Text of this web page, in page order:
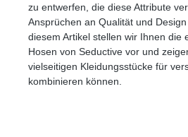
zu entwerfen, die diese Attribute
Ansprüchen an Qualität und
diesem Artikel stellen wir Ihnen die
Hosen von Seductive vor und
vielseitigen Kleidungsstücke für
kombinieren können.